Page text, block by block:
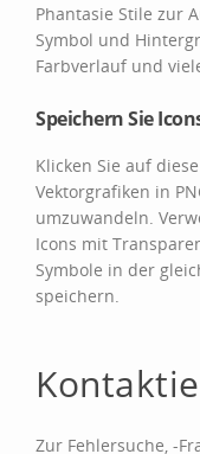
Phantasie Stile zur
Symbol und
Farbverlauf und
Speichern Sie
Klicken Sie auf
Vektorgrafiken in
umzuwandeln.
Icons mit
Symbole in der
speichern.
Zur Fehlersuche, -